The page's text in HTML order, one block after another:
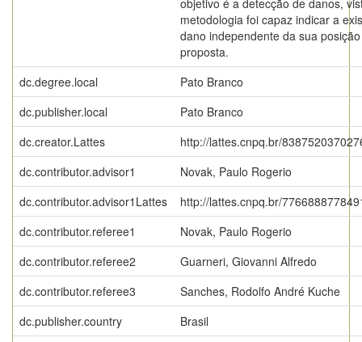
objetivo é a detecção de danos,
metodologia foi capaz indicar a
dano independente da sua
proposta.
dc.degree.local
Pato Branco
dc.publisher.local
Pato Branco
dc.creator.Lattes
http://lattes.cnpq.br/
dc.contributor.advisor1
Novak, Paulo Rogerio
dc.contributor.advisor1Lattes
http://lattes.cnpq.br/
dc.contributor.referee1
Novak, Paulo Rogerio
dc.contributor.referee2
Guarneri, Giovanni Alfredo
dc.contributor.referee3
Sanches, Rodolfo André Kuche
dc.publisher.country
Brasil